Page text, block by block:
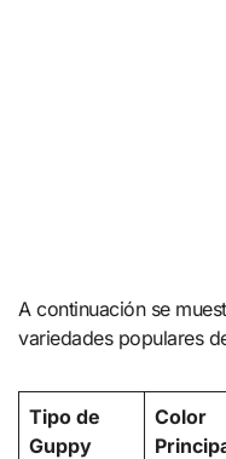
A continuación se
variedades populares
Tipo de
Guppy
Color